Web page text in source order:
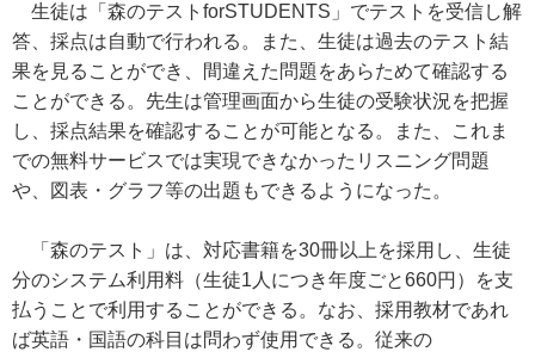
生徒は「森のテストforSTUDENTS」でテストを受信し解
答、採点は自動で行われる。また、生徒は過去のテスト結
果を見ることができ、間違えた問題をあらためて確認する
ことができる。先生は管理画面から生徒の受験状況を把握
し、採点結果を確認することが可能となる。また、これま
での無料サービスでは実現できなかったリスニング問題
や、図表・グラフ等の出題もできるようになった。
「森のテスト」は、対応書籍を30冊以上を採用し、生徒
分のシステム利用料（生徒1人につき年度ごと660円）を支
払うことで利用することができる。なお、採用教材であれ
ば英語・国語の科目は問わず使用できる。従来の